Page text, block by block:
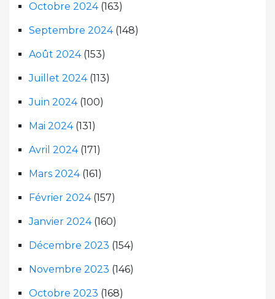
Octobre 2024(163)
Septembre 2024(148)
Août 2024(153)
Juillet 2024(113)
Juin 2024(100)
Mai 2024(131)
Avril 2024(171)
Mars 2024(161)
Février 2024(157)
Janvier 2024(160)
Décembre 2023 (154)
Novembre 2023 (146)
Octobre 2023 (168)